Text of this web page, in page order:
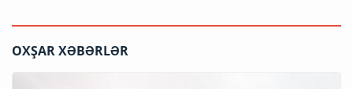
OXŞAR XƏBƏRLƏR